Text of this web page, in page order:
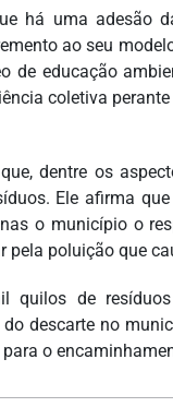
há uma adesão
ao seu
de educação
coletiva
dentre os
Ele afirma
o município o
pela poluição que
quilos de
descarte no
o